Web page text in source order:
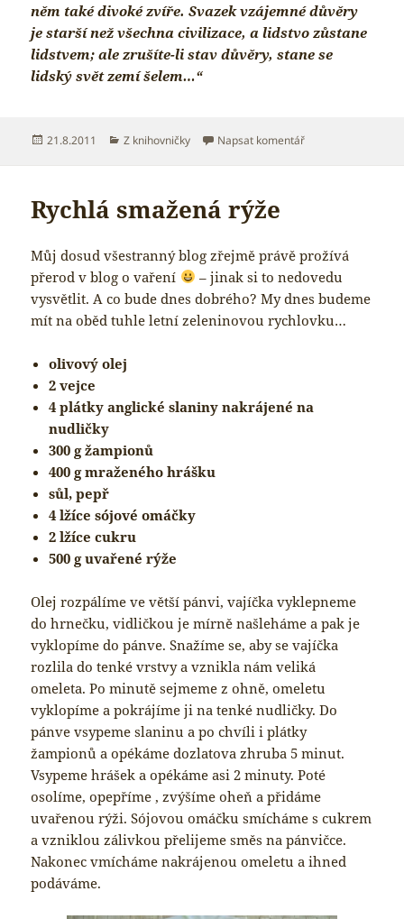
něm také divoké zvíře. Svazek vzájemné důvěry
je starší než všechna civilizace, a lidstvo zůstane
lidstvem; ale zrušíte-li stav důvěry, stane se
lidský svět zemí šelem…“
Publikováno:
21.8.2011 Rubriky:
Z knihovničky Napsat komentářpro text s názvem
Rychlá smažená rýže
Můj dosud všestranný blog zřejmě právě prožívá
přerod v blog o vaření
– jinak si to nedovedu
vysvětlit. A co bude dnes dobrého? My dnes budeme
mít na oběd tuhle letní zeleninovou rychlovku…
olivový olej
2 vejce
4 plátky anglické slaniny nakrájené na
nudličky
300 g žampionů
400 g mraženého hrášku
sůl, pepř
4 lžíce sójové omáčky
2 lžíce cukru
500 g uvařené rýže
Olej rozpálíme ve větší pánvi, vajíčka vyklepneme
do hrnečku, vidličkou je mírně našleháme a pak je
vyklopíme do pánve. Snažíme se, aby se vajíčka
rozlila do tenké vrstvy a vznikla nám veliká
omeleta. Po minutě sejmeme z ohně, omeletu
vyklopíme a pokrájíme ji na tenké nudličky. Do
pánve vsypeme slaninu a po chvíli i plátky
žampionů a opékáme dozlatova zhruba 5 minut.
Vsypeme hrášek a opékáme asi 2 minuty. Poté
osolíme, opepříme , zvýšíme oheň a přidáme
uvařenou rýži. Sójovou omáčku smícháme s cukrem
a vzniklou zálivkou přelijeme směs na pánvičce.
Nakonec vmícháme nakrájenou omeletu a ihned
podáváme.